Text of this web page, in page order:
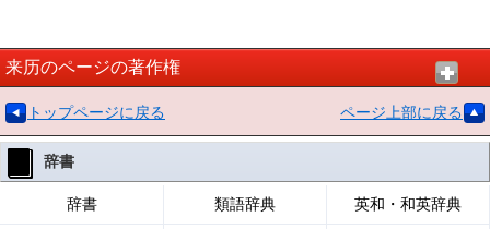
来历のページの著作権
トップページに戻る ページ上部に戻る
辞書
辞書 類語辞典 英和・和英辞典